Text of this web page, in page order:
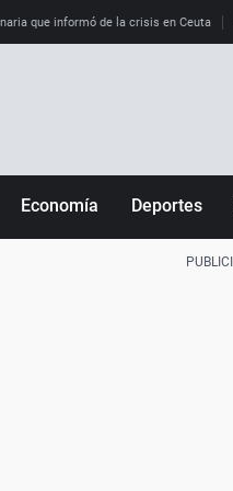
que informó de la crisis en Ceuta
Economía Deportes